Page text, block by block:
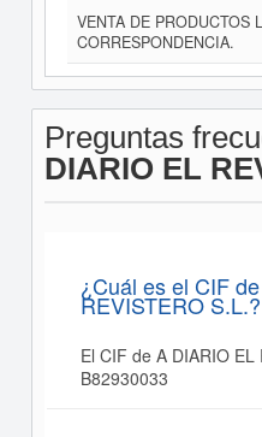
VENTA DE PRODUCTOS
CORRESPONDENCIA.
Preguntas
DIARIO EL
¿Cuál es el CIF
REVISTERO S.L.?
El CIF de A DIARIO
B82930033